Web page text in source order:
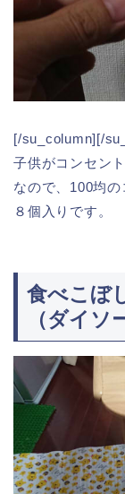
[/su_column][/
子供がコンセン
なので、100均の
８個入りです。
食べこぼ
（ダイソ